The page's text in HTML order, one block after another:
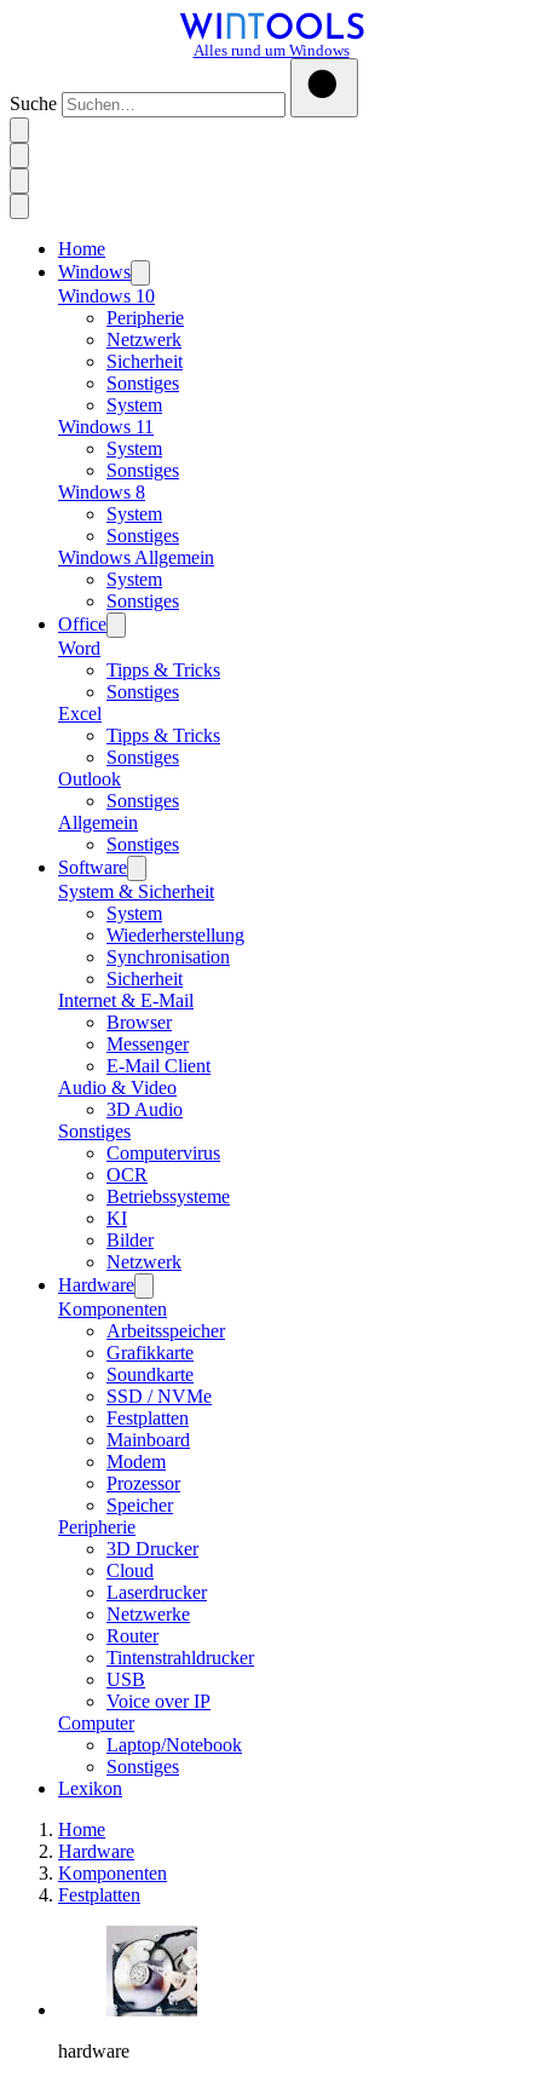
Alles rund um Windows
Suche
Home
Windows
Windows 10
Peripherie
Netzwerk
Sicherheit
Sonstiges
System
Windows 11
System
Sonstiges
Windows 8
System
Sonstiges
Windows Allgemein
System
Sonstiges
Office
Word
Tipps & Tricks
Sonstiges
Excel
Tipps & Tricks
Sonstiges
Outlook
Sonstiges
Allgemein
Sonstiges
Software
System & Sicherheit
System
Wiederherstellung
Synchronisation
Sicherheit
Internet & E-Mail
Browser
Messenger
E-Mail Client
Audio & Video
3D Audio
Sonstiges
Computervirus
OCR
Betriebssysteme
KI
Bilder
Netzwerk
Hardware
Komponenten
Arbeitsspeicher
Grafikkarte
Soundkarte
SSD / NVMe
Festplatten
Mainboard
Modem
Prozessor
Speicher
Peripherie
3D Drucker
Cloud
Laserdrucker
Netzwerke
Router
Tintenstrahldrucker
USB
Voice over IP
Computer
Laptop/Notebook
Sonstiges
Lexikon
Home
Hardware
Komponenten
Festplatten
hardware